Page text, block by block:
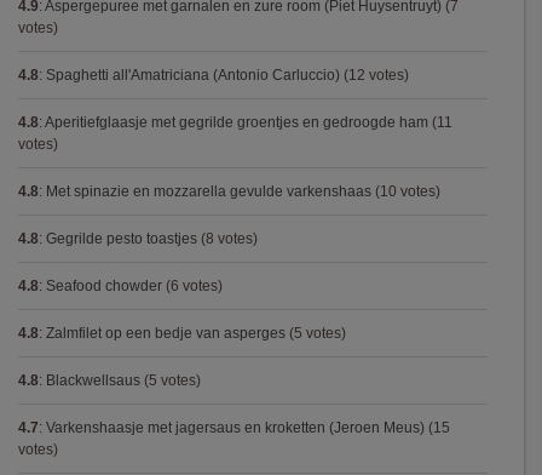
4.9: Aspergepuree met garnalen en zure room (Piet Huysentruyt) (7
votes)
4.8: Spaghetti all'Amatriciana (Antonio Carluccio) (12 votes)
4.8: Aperitiefglaasje met gegrilde groentjes en gedroogde ham (11
votes)
4.8: Met spinazie en mozzarella gevulde varkenshaas (10 votes)
4.8: Gegrilde pesto toastjes (8 votes)
4.8: Seafood chowder (6 votes)
4.8: Zalmfilet op een bedje van asperges (5 votes)
4.8: Blackwellsaus (5 votes)
4.7: Varkenshaasje met jagersaus en kroketten (Jeroen Meus) (15
votes)